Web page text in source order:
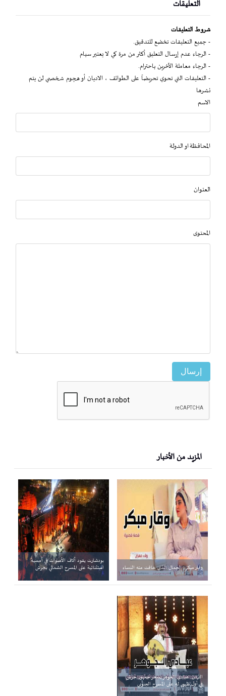
التعليقات
شروط التعليقات
- جميع التعليقات تخضع للتدقيق.
- الرجاء عدم إرسال التعليق أكثر من مرة كي لا يعتبر سبام
- الرجاء معاملة الآخرين باحترام.
- التعليقات التي تحوي تحريضاً على الطوائف ، الاديان أو هجوم شخصي لن يتم
نشرها
الاسم
المحافظة او الدولة
العنوان
المحتوى
إرسال
المزيد من الأخبار
وقار مبكر.. الجمال الذي خافت منه النساء
بودشارت يقود آلاف الأصوات في أمسية
استثنائية على المسرح الشمالي بجرش
الأردن: عبادي الجوهر يسحر جمهور جرش
في أول ظهور له على المسرح الجنوبي